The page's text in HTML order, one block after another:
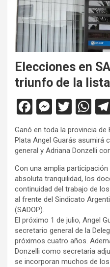
Elecciones en
triunfo de la
F
ce
b
o
o
k
M
es
se
n
g
er
T
wi
tt
er
W
h
at
s
A
p
p
Ganó en toda la provincia de
Plata Angel Guarás asumirá
general y Adriana Donzelli
Con una amplia
absoluta tranquilidad, los
continuidad del trabajo de
al frente del Sindicato
(SADOP).
El próximo 1 de julio, Angel
secretario general de la
próximos cuatro años.
Donzelli como secretaria
se incorporan muchos de